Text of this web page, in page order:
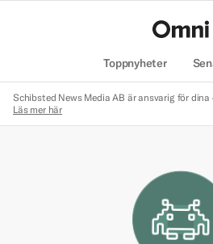
Toppnyheter
Schibsted News Media AB är ansvarig för
Läs mer här